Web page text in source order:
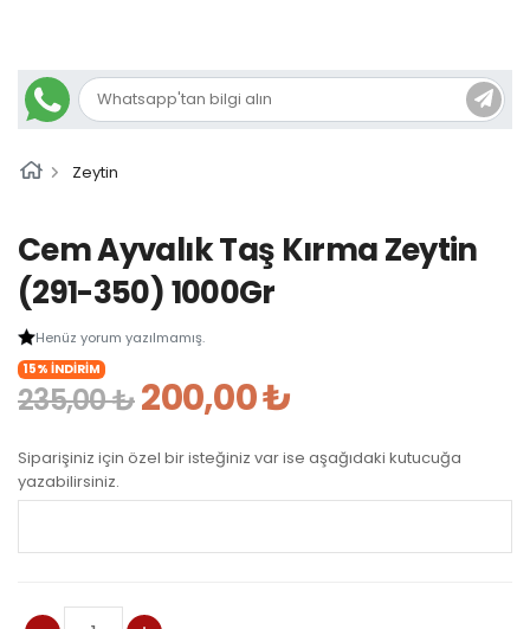
Zeytin
Cem Ayvalık Taş Kırma Zeytin
(291-350) 1000Gr
Henüz yorum yazılmamış.
15% İNDİRİM
235,00 ₺200,00 ₺
Siparişiniz için özel bir isteğiniz var ise aşağıdaki kutucuğa
yazabilirsiniz.